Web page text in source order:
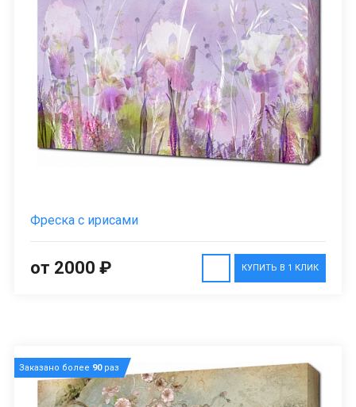
Фреска с ирисами
КУПИТЬ В 1 КЛИК
от 2000 ₽
Заказано более 90раз